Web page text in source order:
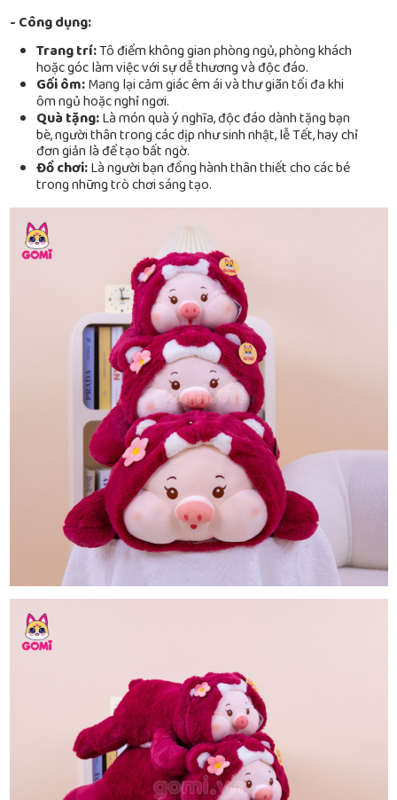
- Công dụng:
Trang trí:Tô điểm không gian phòng ngủ, phòng khách
hoặc góc làm việc với sự dễ thương và độc đáo.
Gối ôm:Mang lại cảm giác êm ái và thư giãn tối đa khi
ôm ngủ hoặc nghỉ ngơi.
Quà tặng:Là món quà ý nghĩa, độc đáo dành tặng bạn
bè, người thân trong các dịp như sinh nhật, lễ Tết, hay chỉ
đơn giản là để tạo bất ngờ.
Đồ chơi:Là người bạn đồng hành thân thiết cho các bé
trong những trò chơi sáng tạo.